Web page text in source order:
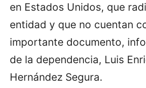
en Estados Unidos, que
entidad y que no cuentan
importante documento,
de la dependencia, Luis
Hernández Segura.